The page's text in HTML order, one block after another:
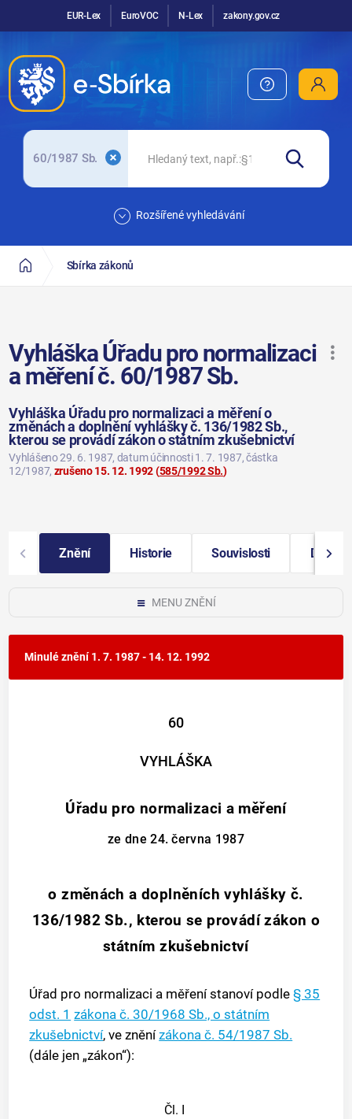
EUR-Lex EuroVOC N-Lex zakony.gov.cz
60/1987 Sb.
Rozšířené vyhledávání
Sbírka zákonů
Vyhláška Úřadu pro normalizaci
a měření č. 60/1987 Sb.
Vyhláška Úřadu pro normalizaci a měření o
změnách a doplnění vyhlášky č. 136/1982 Sb.,
kterou se provádí zákon o státním zkušebnictví
Vyhlášeno 29. 6. 1987, datum účinnosti 1. 7. 1987, částka
12/1987, zrušeno 15. 12. 1992(585/1992 Sb.)
Znění Historie Souvislosti Další
MENU ZNĚNÍ
Minulé znění1. 7. 1987 - 14. 12. 1992
60
VYHLÁŠKA
Úřadu pro normalizaci a měření
ze dne 24. června 1987
o změnách a doplněních vyhlášky č.
136/1982 Sb., kterou se provádí zákon o
státním zkušebnictví
Úřad pro normalizaci a měření stanoví podle§ 35
odst. 1 zákona č. 30/1968 Sb., o státním
zkušebnictví, ve zněnízákona č. 54/1987 Sb.
(dále jen „zákon“):
Čl. I